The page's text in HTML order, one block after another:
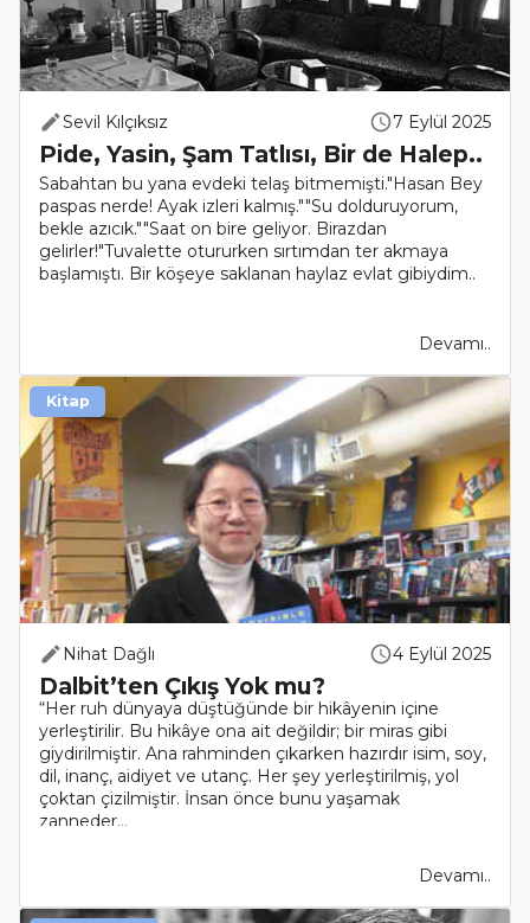
Sevil Kılçıksız 7 Eylül 2025
Pide, Yasin, Şam Tatlısı, Bir de Halep..
Sabahtan bu yana evdeki telaş bitmemişti."Hasan Bey
paspas nerde! Ayak izleri kalmış.""Su dolduruyorum,
bekle azıcık.""Saat on bire geliyor. Birazdan
gelirler!"Tuvalette otururken sırtımdan ter akmaya
başlamıştı. Bir köşeye saklanan haylaz evlat gibiydim..
Devamı..
Nihat Dağlı 4 Eylül 2025
Dalbit’ten Çıkış Yok mu?
“Her ruh dünyaya düştüğünde bir hikâyenin içine
yerleştirilir. Bu hikâye ona ait değildir; bir miras gibi
giydirilmiştir. Ana rahminden çıkarken hazırdır isim, soy,
dil, inanç, aidiyet ve utanç. Her şey yerleştirilmiş, yol
çoktan çizilmiştir. İnsan önce bunu yaşamak
zanneder...
Devamı..
Kitap